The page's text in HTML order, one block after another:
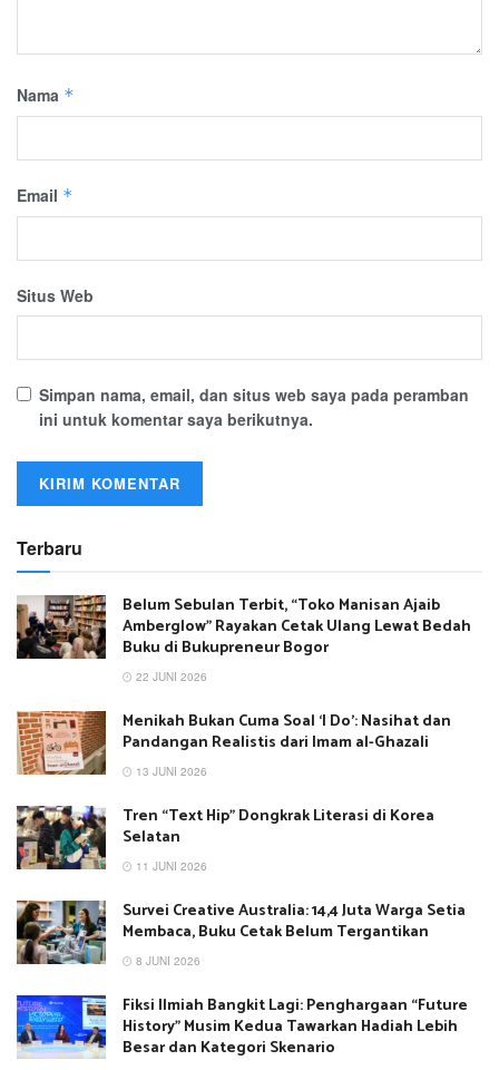
Nama *
Email *
Situs Web
Simpan nama, email, dan situs web saya pada peramban
ini untuk komentar saya berikutnya.
Terbaru
Belum Sebulan Terbit, “Toko Manisan Ajaib
Amberglow” Rayakan Cetak Ulang Lewat Bedah
Buku di Bukupreneur Bogor
22 JUNI 2026
Menikah Bukan Cuma Soal ‘I Do’: Nasihat dan
Pandangan Realistis dari Imam al-Ghazali
13 JUNI 2026
Tren “Text Hip” Dongkrak Literasi di Korea
Selatan
11 JUNI 2026
Survei Creative Australia: 14,4 Juta Warga Setia
Membaca, Buku Cetak Belum Tergantikan
8 JUNI 2026
Fiksi Ilmiah Bangkit Lagi: Penghargaan “Future
History” Musim Kedua Tawarkan Hadiah Lebih
Besar dan Kategori Skenario